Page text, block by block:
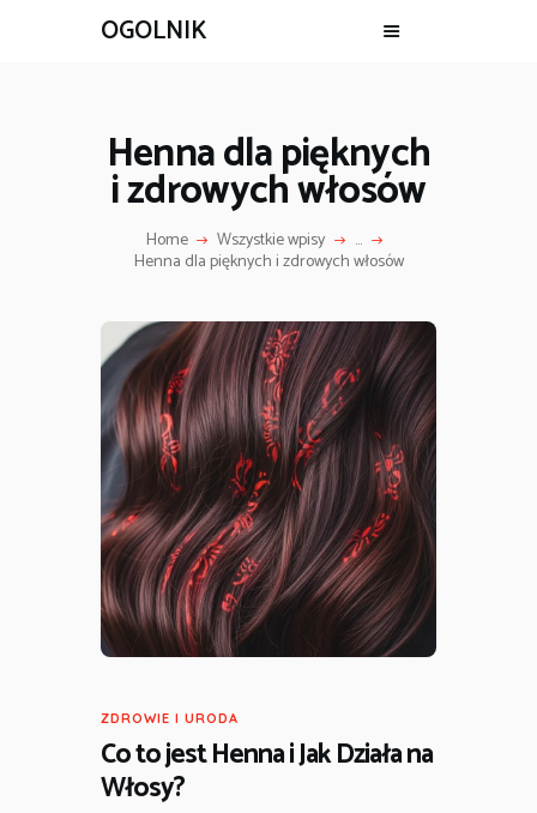
OGOLNIK
Henna dla pięknych
i zdrowych włosów
Home Wszystkie wpisy ...
Henna dla pięknych i zdrowych włosów
ZDROWIE I URODA
Co to jest Henna i Jak Działa na
Włosy?